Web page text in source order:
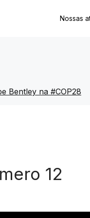
Nossas
Bentley na #COP28
12